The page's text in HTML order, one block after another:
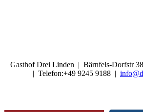
Gasthof Drei Linden | Bärnfels-Dorfstr
| Telefon:+49 9245 9188 |